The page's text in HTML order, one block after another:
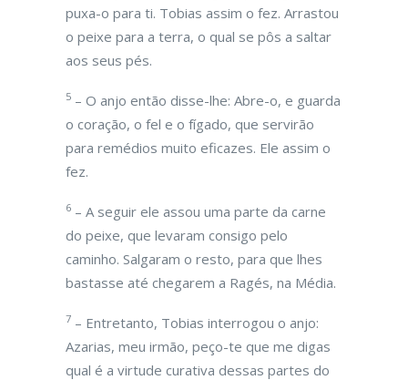
puxa-o para ti. Tobias assim o fez. Arrastou
o peixe para a terra, o qual se pôs a saltar
aos seus pés.
5 – O anjo então disse-lhe: Abre-o, e guarda
o coração, o fel e o fígado, que servirão
para remédios muito eficazes. Ele assim o
fez.
6 – A seguir ele assou uma parte da carne
do peixe, que levaram consigo pelo
caminho. Salgaram o resto, para que lhes
bastasse até chegarem a Ragés, na Média.
7 – Entretanto, Tobias interrogou o anjo:
Azarias, meu irmão, peço-te que me digas
qual é a virtude curativa dessas partes do